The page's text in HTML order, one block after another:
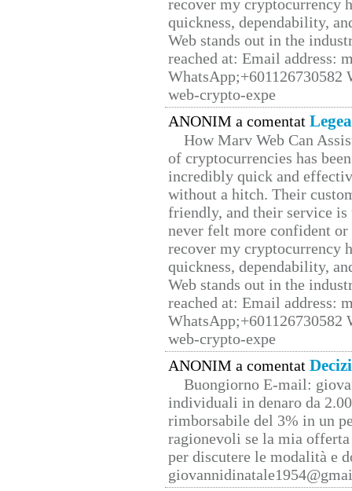
recover my cryptocurrency
quickness, dependability,
Web stands out in the
reached at: Email address:
web-crypto-expe
ANONIM a comentat
How Marv Web Can
of cryptocurrencies has
incredibly quick and
without a hitch. Their
friendly, and their service
never felt more confident
recover my cryptocurrency
quickness, dependability,
Web stands out in the
reached at: Email address:
web-crypto-expe
ANONIM a comentat
Buongiorno E-mail:
individuali in denaro da
rimborsabile del 3% in un
ragionevoli se la mia
per discutere le modalità e